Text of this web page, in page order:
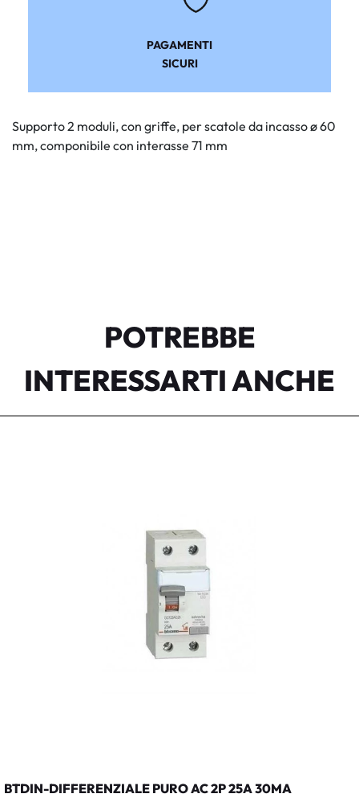
PAGAMENTI
SICURI
Supporto 2 moduli, con griffe, per scatole da incasso ø 60
mm, componibile con interasse 71 mm
POTREBBE
INTERESSARTI ANCHE
BTDIN-DIFFERENZIALE PURO AC 2P 25A 30MA